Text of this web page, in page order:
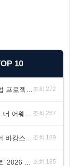
10
조회 272
조회 267
조회 189
조회 185